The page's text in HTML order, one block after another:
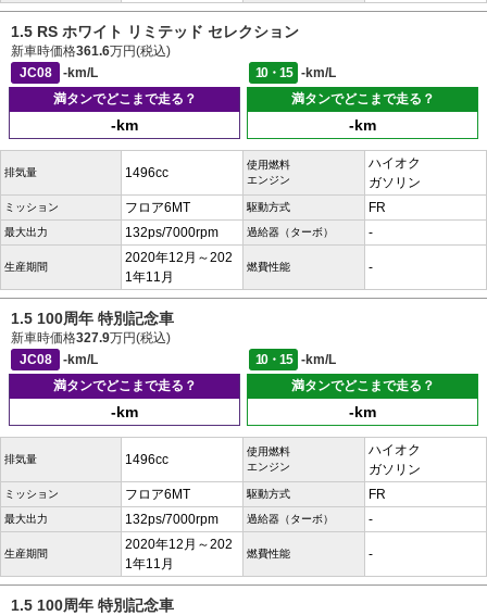
1.5 RS ホワイト リミテッド セレクション
新車時価格361.6万円(税込)
JC08
-km/L 10・15
-km/L
満タンでどこまで走る？
-km
満タンでどこまで走る？
-km
排気量 1496cc
使用燃料
エンジン
ハイオク
ガソリン
ミッション フロア6MT 駆動方式 FR
最大出力 132ps/7000rpm 過給器（ターボ） -
生産期間
2020年12月～202
1年11月
燃費性能 -
1.5 100周年 特別記念車
新車時価格327.9万円(税込)
JC08
-km/L 10・15
-km/L
満タンでどこまで走る？
-km
満タンでどこまで走る？
-km
排気量 1496cc
使用燃料
エンジン
ハイオク
ガソリン
ミッション フロア6MT 駆動方式 FR
最大出力 132ps/7000rpm 過給器（ターボ） -
生産期間
2020年12月～202
1年11月
燃費性能 -
1.5 100周年 特別記念車